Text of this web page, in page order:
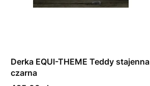
Derka EQUI-THEME Teddy stajenna
czarna